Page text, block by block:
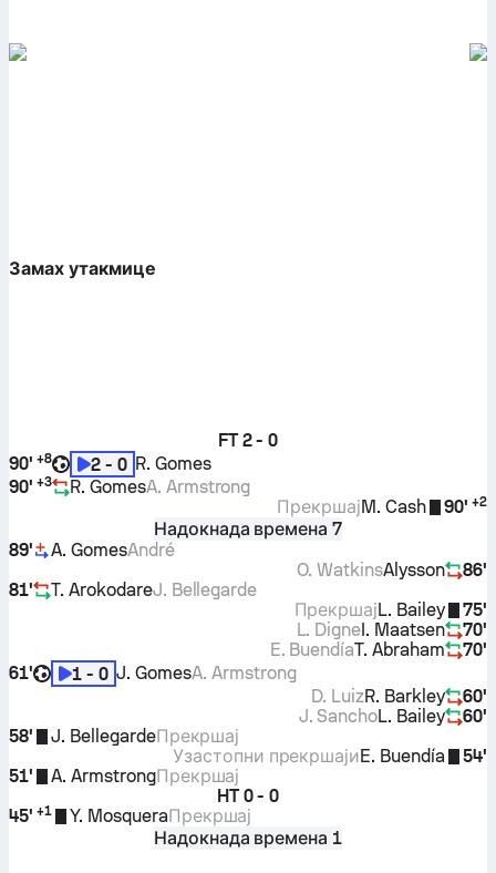
Замах утакмице
FT 2 - 0
90' +8 2 - 0 R. Gomes
90' +3 R. GomesA. Armstrong
90' +2
M. Cash
Прекршај
Надокнада времена 7
89'
A. GomesAndré
86'
Alysson
O. Watkins
81'
T. ArokodareJ. Bellegarde
75'
L. Bailey
Прекршај
70'
I. Maatsen
L. Digne
70'
T. Abraham
E. Buendía
61'
1 - 0 J. GomesA. Armstrong
60'
R. Barkley
D. Luiz
60'
L. Bailey
J. Sancho
58'
J. BellegardeПрекршај
54'
E. Buendía
Узастопни прекршаји
51'
A. ArmstrongПрекршај
HT 0 - 0
45' +1 Y. MosqueraПрекршај
Надокнада времена 1